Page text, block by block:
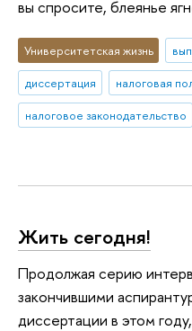
вы спросите, блеянье
Университетская жизнь
диссертация
налоговая
налоговое законодательство
Жить сегодня!
Продолжая серию
закончившими
диссертации в этом